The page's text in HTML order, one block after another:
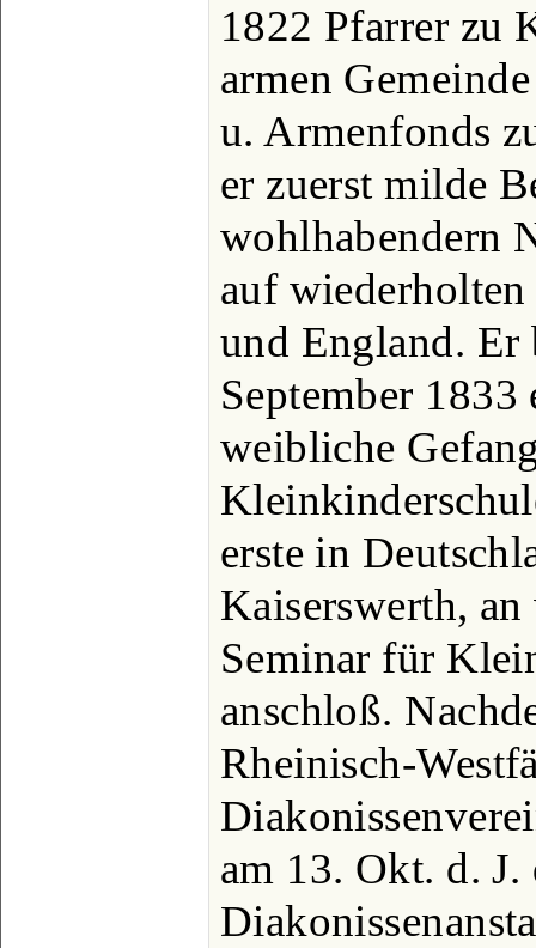
1822 Pfarrer zu
armen
u. Armenfonds
er zuerst milde
wohlhabendern
auf
und England. Er
September
weibliche
erste in
Kaiserswerth,
Seminar für
anschloß.
Rheinisch-
am 13. Okt. d. J.